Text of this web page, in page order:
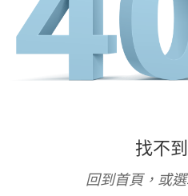
找不
回到首頁，或